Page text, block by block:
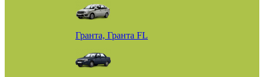
Гранта, Гранта FL